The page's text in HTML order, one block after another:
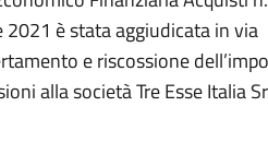
è stata aggiudicata in via
e riscossione
alla società Tre Esse Italia